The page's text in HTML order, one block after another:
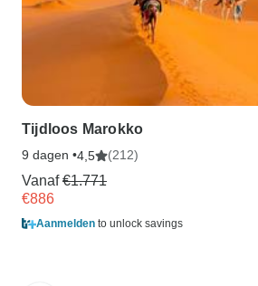
Tijdloos Marokko
9 dagen •4,5 (212)
Vanaf€1.771
€886
Aanmelden to unlock savings